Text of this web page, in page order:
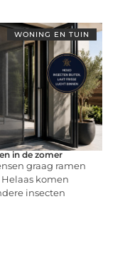
WONING EN TUIN
in de zomer
graag ramen
komen
insecten